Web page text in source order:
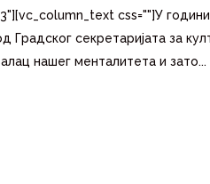
css=""]У
секретаријата за
нашег менталитета и зато...